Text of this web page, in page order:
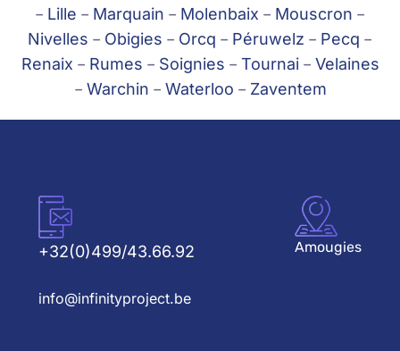
– Lille – Marquain – Molenbaix – Mouscron –
Nivelles – Obigies – Orcq – Péruwelz – Pecq –
Renaix – Rumes – Soignies – Tournai– Velaines
– Warchin – Waterloo – Zaventem
+32(0)499/43.66.92
info@infinityproject.be
Amougies